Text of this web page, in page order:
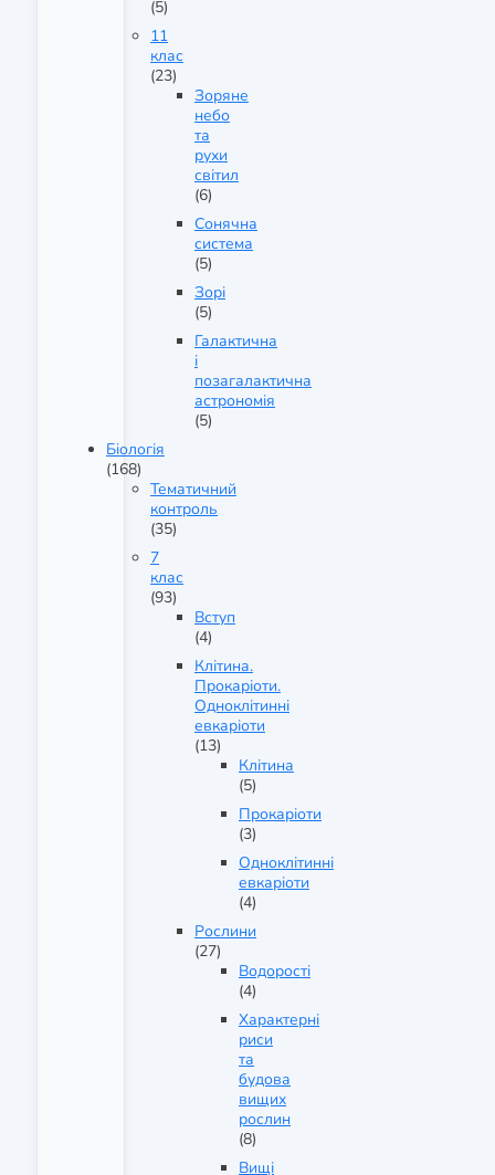
(5)
11
клас
(23)
Зоряне
небо
та
рухи
світил
(6)
Сонячна
система
(5)
Зорі
(5)
Галактична
і
позагалактична
астрономія
(5)
Біологія
(168)
Тематичний
контроль
(35)
7
клас
(93)
Вступ
(4)
Клітина.
Прокаріоти.
Одноклітинні
евкаріоти
(13)
Клітина
(5)
Прокаріоти
(3)
Одноклітинні
евкаріоти
(4)
Рослини
(27)
Водорості
(4)
Характерні
риси
та
будова
вищих
рослин
(8)
Вищі